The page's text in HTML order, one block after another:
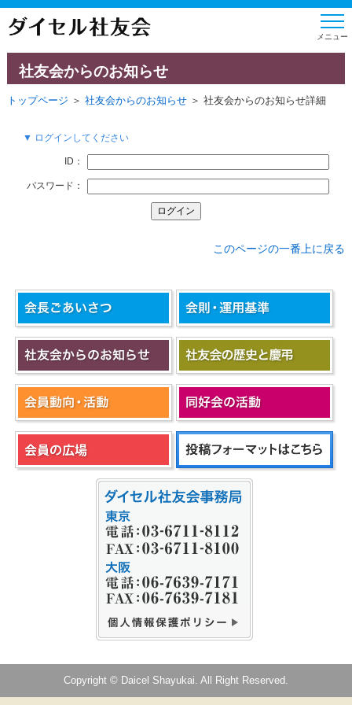
社友会からのお知らせ
トップページ ＞ 社友会からのお知らせ＞ 社友会からのお知らせ詳細
▼ ログインしてください
ID：
パスワード：
このページの一番上に戻る
Copyright © Daicel Shayukai. All Right Reserved.